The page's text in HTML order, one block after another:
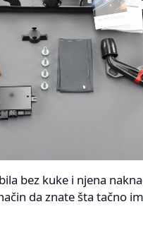
bez kuke i njena
da znate šta tačno